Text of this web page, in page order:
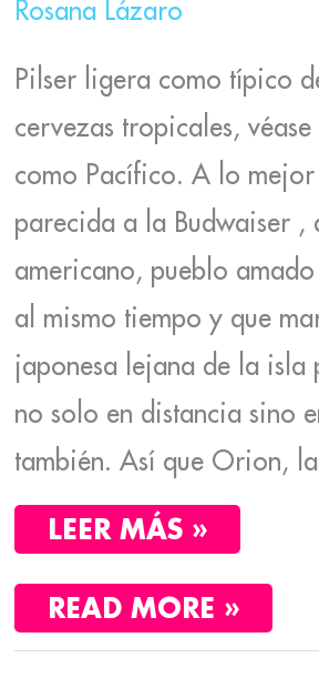
Rosana Lázaro
Pilser ligera como típico
cervezas tropicales, véase
como Pacífico. A lo mejor
parecida a la Budwaiser ,
americano, pueblo
al mismo tiempo y que
japonesa lejana de la isla
no solo en distancia sino
también. Así que Orion,
LEER MÁS »
READ MORE »